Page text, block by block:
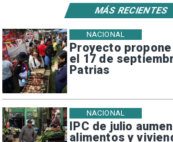
Proyecto
el 17 de
Patrias
NACIONAL
IPC de julio
alimentos y
NACIONAL
MÁS RECIENTES